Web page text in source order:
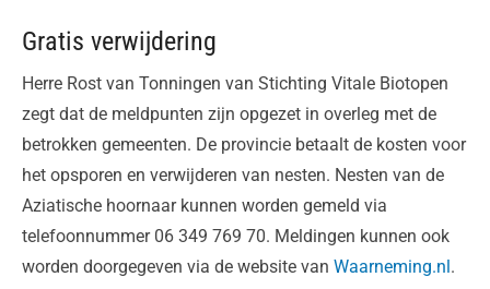
Gratis verwijdering
Herre Rost van Tonningen van Stichting Vitale Biotopen
zegt dat de meldpunten zijn opgezet in overleg met de
betrokken gemeenten. De provincie betaalt de kosten voor
het opsporen en verwijderen van nesten. Nesten van de
Aziatische hoornaar kunnen worden gemeld via
telefoonnummer 06 349 769 70. Meldingen kunnen ook
worden doorgegeven via de website van Waarneming.nl .